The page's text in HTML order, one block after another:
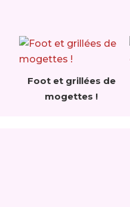
Foot et grillées de
mogettes !